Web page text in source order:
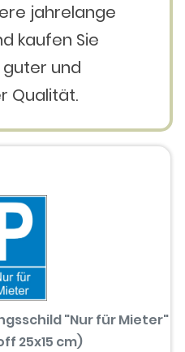
jahrelange
kaufen Sie
guter und
Qualität.
"Nur für Mieter"
25x15 cm)